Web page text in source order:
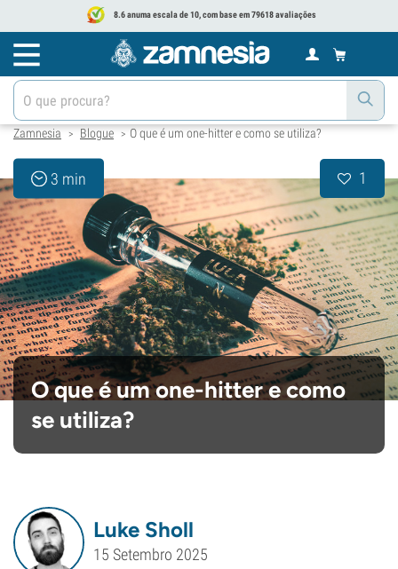
8.6 anuma escala de 10, com base em 79618 avaliações
Zamnesia > Blogue > O que é um one-hitter e como se utiliza?
3 min 1
O que é um one-hitter e como
se utiliza?
Luke Sholl
15 Setembro 2025